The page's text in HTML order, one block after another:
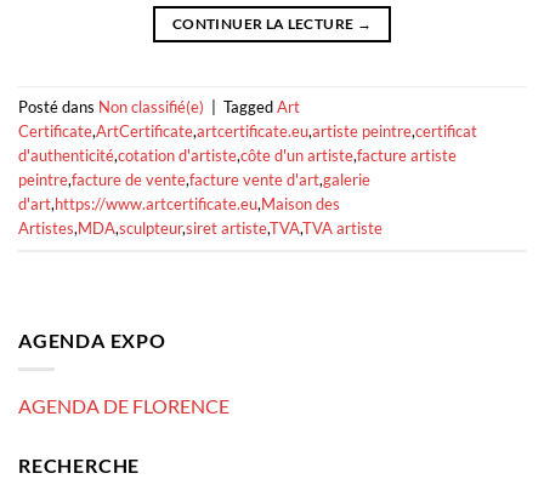
CONTINUER LA LECTURE →
Posté dans Non classifié(e) TaggedArt
Certificate,ArtCertificate,artcertificate.eu,artiste peintre,certificat
d'authenticité,cotation d'artiste,côte d'un artiste,facture artiste
peintre,facture de vente,facture vente d'art,galerie
d'art,https://www.artcertificate.eu,Maison des
Artistes,MDA,sculpteur,siret artiste,TVA,TVA artiste
AGENDA EXPO
AGENDA DE FLORENCE
RECHERCHE